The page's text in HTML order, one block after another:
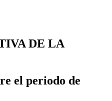
DE LA
el periodo de